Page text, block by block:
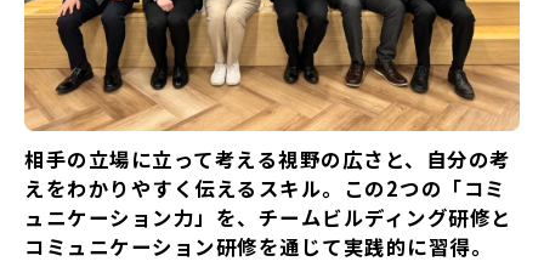
相手の立場に立って考える視野の広さと、自分の考
えをわかりやすく伝えるスキル。この2つの「コミ
ュニケーション力」を、チームビルディング研修と
コミュニケーション研修を通じて実践的に習得。